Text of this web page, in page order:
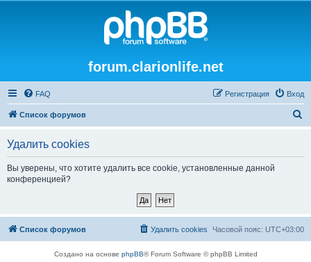
forum.clarionlife.net
FAQ Вход
Регистрация
Список форумов
Удалить cookies
Вы уверены, что хотите удалить все cookie, установленные данной
конференцией?
Список форумов Часовой пояс: UTC+03:00
Удалить cookies
Создано на основе phpBB® Forum Software © phpBB Limited